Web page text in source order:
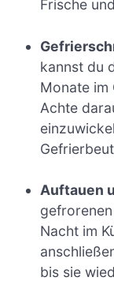
Frische
kannst du
Monate im
Achte
Auftauen
Nacht im
bis sie